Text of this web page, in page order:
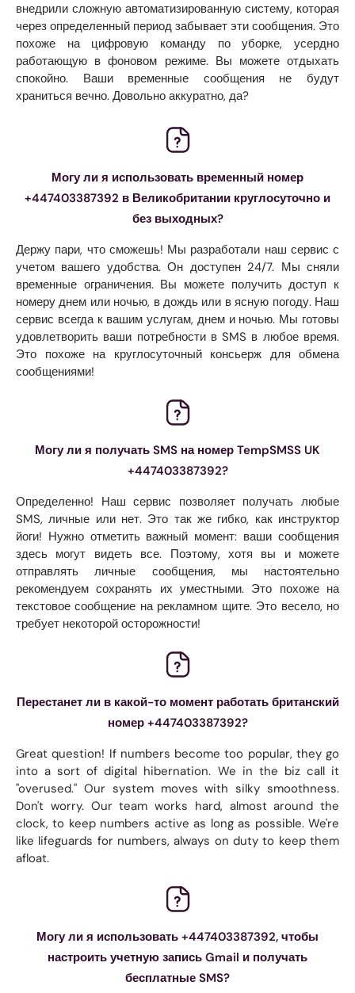
внедрили сложную автоматизированную систему, которая
через определенный период забывает эти сообщения. Это
похоже на цифровую команду по уборке, усердно
работающую в фоновом режиме. Вы можете отдыхать
спокойно. Ваши временные сообщения не будут
храниться вечно. Довольно аккуратно, да?
Могу ли я использовать временный номер
+447403387392 в Великобритании круглосуточно и
без выходных?
Держу пари, что сможешь! Мы разработали наш сервис с
учетом вашего удобства. Он доступен 24/7. Мы сняли
временные ограничения. Вы можете получить доступ к
номеру днем ​​или ночью, в дождь или в ясную погоду. Наш
сервис всегда к вашим услугам, днем ​​и ночью. Мы готовы
удовлетворить ваши потребности в SMS в любое время.
Это похоже на круглосуточный консьерж для обмена
сообщениями!
Могу ли я получать SMS на номер TempSMSS UK
+447403387392?
Определенно! Наш сервис позволяет получать любые
SMS, личные или нет. Это так же гибко, как инструктор
йоги! Нужно отметить важный момент: ваши сообщения
здесь могут видеть все. Поэтому, хотя вы и можете
отправлять личные сообщения, мы настоятельно
рекомендуем сохранять их уместными. Это похоже на
текстовое сообщение на рекламном щите. Это весело, но
требует некоторой осторожности!
Перестанет ли в какой-то момент работать британский
номер +447403387392?
Great question! If numbers become too popular, they go
into a sort of digital hibernation. We in the biz call it
"overused." Our system moves with silky smoothness.
Don't worry. Our team works hard, almost around the
clock, to keep numbers active as long as possible. We're
like lifeguards for numbers, always on duty to keep them
afloat.
Могу ли я использовать +447403387392, чтобы
настроить учетную запись Gmail и получать
бесплатные SMS?